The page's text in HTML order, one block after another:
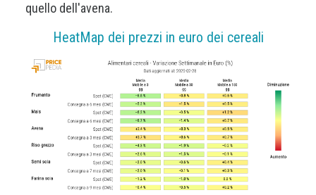
quello dell'avena.
HeatMap dei prezzi in euro dei cereali